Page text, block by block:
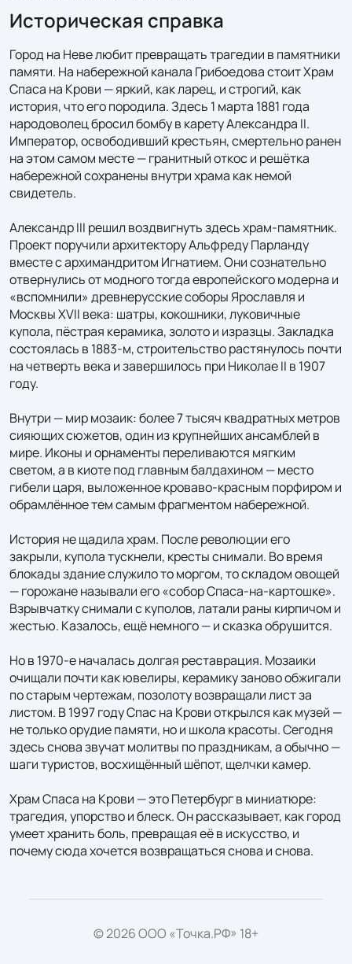
Историческая справка
Город на Неве любит превращать трагедии в памятники
памяти. На набережной канала Грибоедова стоит Храм
Спаса на Крови — яркий, как ларец, и строгий, как
история, что его породила. Здесь 1 марта 1881 года
народоволец бросил бомбу в карету Александра II.
Император, освободивший крестьян, смертельно ранен
на этом самом месте — гранитный откос и решётка
набережной сохранены внутри храма как немой
свидетель.
Александр III решил воздвигнуть здесь храм-памятник.
Проект поручили архитектору Альфреду Парланду
вместе с архимандритом Игнатием. Они сознательно
отвернулись от модного тогда европейского модерна и
«вспомнили» древнерусские соборы Ярославля и
Москвы XVII века: шатры, кокошники, луковичные
купола, пёстрая керамика, золото и изразцы. Закладка
состоялась в 1883-м, строительство растянулось почти
на четверть века и завершилось при Николае II в 1907
году.
Внутри — мир мозаик: более 7 тысяч квадратных метров
сияющих сюжетов, один из крупнейших ансамблей в
мире. Иконы и орнаменты переливаются мягким
светом, а в киоте под главным балдахином — место
гибели царя, выложенное кроваво-красным порфиром и
обрамлённое тем самым фрагментом набережной.
История не щадила храм. После революции его
закрыли, купола тускнели, кресты снимали. Во время
блокады здание служило то моргом, то складом овощей
— горожане называли его «собор Спаса-на-картошке».
Взрывчатку снимали с куполов, латали раны кирпичом и
жестью. Казалось, ещё немного — и сказка обрушится.
Но в 1970-е началась долгая реставрация. Мозаики
очищали почти как ювелиры, керамику заново обжигали
по старым чертежам, позолоту возвращали лист за
листом. В 1997 году Спас на Крови открылся как музей —
не только орудие памяти, но и школа красоты. Сегодня
здесь снова звучат молитвы по праздникам, а обычно —
шаги туристов, восхищённый шёпот, щелчки камер.
Храм Спаса на Крови — это Петербург в миниатюре:
трагедия, упорство и блеск. Он рассказывает, как город
умеет хранить боль, превращая её в искусство, и
почему сюда хочется возвращаться снова и снова.
© 2026 ООО «Точка.РФ» 18+